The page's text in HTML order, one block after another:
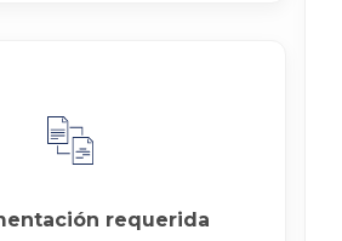
requerida